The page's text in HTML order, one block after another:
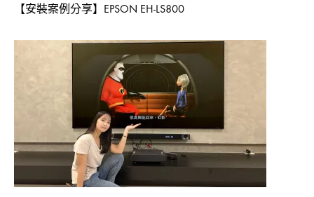
【安裝案例分享】EPSON EH-LS800